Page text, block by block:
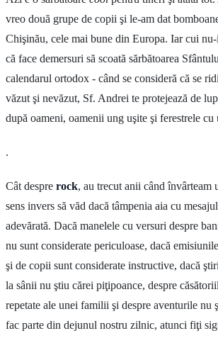
vreo două grupe de copii şi le-am dat
Chişinău, cele mai bune din Europa. Iar cui
că face demersuri să scoată sărbătoarea
calendarul ortodox - când se consideră că se
văzut şi nevăzut, Sf. Andrei te protejează de
după oameni, oamenii ung uşite şi ferestrele cu
.
Cât despre rock, au trecut anii când învârteam
sens invers să văd dacă tâmpenia aia cu
adevărată. Dacă manelele cu versuri despre
nu sunt considerate periculoase, dacă
şi de copii sunt considerate instructive, dacă
la sânii nu ştiu cărei piţipoance, despre
repetate ale unei familii şi despre aventurile nu
fac parte din dejunul nostru zilnic, atunci fiţi